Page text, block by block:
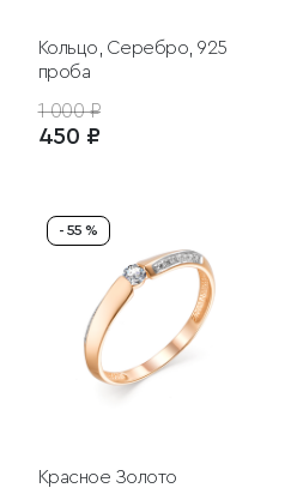
Кольцо, Серебро, 925
проба
1 000 ₽
450 ₽
- 55 %
Красное Золото